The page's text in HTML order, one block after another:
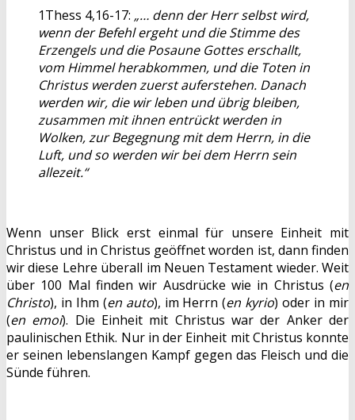
1Thess 4,16-17: „… denn der Herr selbst wird,
wenn der Befehl ergeht und die Stimme des
Erzengels und die Posaune Gottes erschallt,
vom Himmel herabkommen, und die Toten in
Christus werden zuerst auferstehen. Danach
werden wir, die wir leben und übrig bleiben,
zusammen mit ihnen entrückt werden in
Wolken, zur Begegnung mit dem Herrn, in die
Luft, und so werden wir bei dem Herrn sein
allezeit.“
Wenn unser Blick erst einmal für unsere Einheit mit
Christus und in Christus geöffnet worden ist, dann finden
wir diese Lehre überall im Neuen Testament wieder. Weit
über 100 Mal finden wir Ausdrücke wie in Christus (en
Christo), in Ihm (en auto), im Herrn (en kyrio) oder in mir
(en emoi). Die Einheit mit Christus war der Anker der
paulinischen Ethik. Nur in der Einheit mit Christus konnte
er seinen lebenslangen Kampf gegen das Fleisch und die
Sünde führen.